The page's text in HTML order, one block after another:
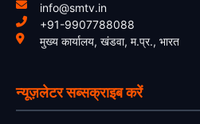
info@smtv.in
+91-9907788088
मुख्य कार्यालय, खंडवा, म.प्र., भारत
न्यूज़लेटर सब्सक्राइब करें